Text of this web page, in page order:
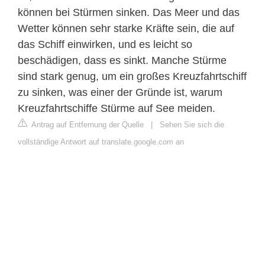
können bei Stürmen sinken. Das Meer und das
Wetter können sehr starke Kräfte sein, die auf
das Schiff einwirken, und es leicht so
beschädigen, dass es sinkt. Manche Stürme
sind stark genug, um ein großes Kreuzfahrtschiff
zu sinken, was einer der Gründe ist, warum
Kreuzfahrtschiffe Stürme auf See meiden.
Antrag auf Entfernung der Quelle | Sehen Sie sich die
vollständige Antwort auf translate.google.com an